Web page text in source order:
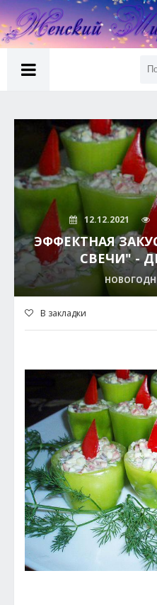
12.12.2021
ЭФФЕКТНАЯ
СВЕЧИ" -
В закладки